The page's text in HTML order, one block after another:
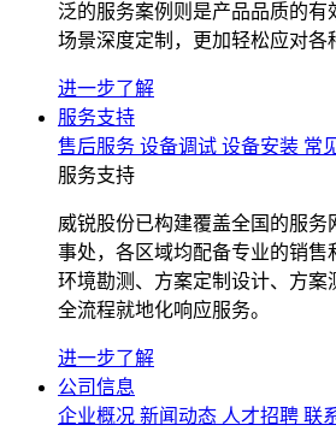
泛的服务案例则是产品品质的有
场景深度定制，更加轻松应对各
进一步了解
服务支持
售后服务 设备调试 设备安装 常
服务支持
威锐股份已构建覆盖全国的服务
事处，各区域均配备专业的销售
环境勘测、方案定制设计、方案
全流程就地化响应服务。
进一步了解
公司信息
企业概况 新闻动态 人才招聘 联